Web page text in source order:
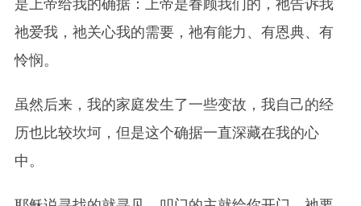
是上帝给我的确据：上帝是眷顾我们的，祂告诉我
祂爱我，祂关心我的需要，祂有能力、有恩典、有
怜悯。
虽然后来，我的家庭发生了一些变故，我自己的经
历也比较坎坷，但是这个确据一直深藏在我的心
中。